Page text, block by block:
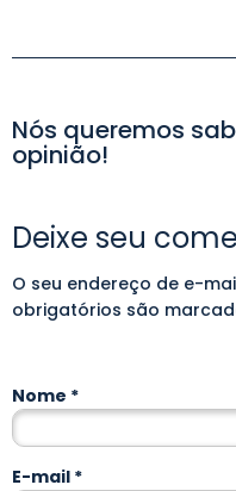
Nós queremos
opinião!
Deixe seu
O seu endereço de e-
obrigatórios são
Nome *
E-mail *
Alternative: